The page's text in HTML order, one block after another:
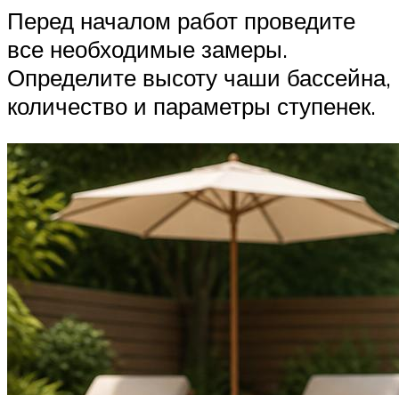
Перед началом работ проведите
все необходимые замеры.
Определите высоту чаши бассейна,
количество и параметры ступенек.